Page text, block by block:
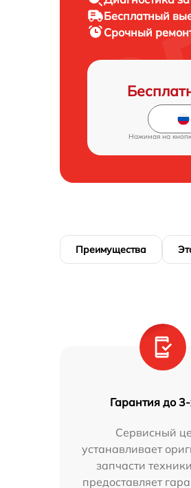
Бесплатный
Срочный
Нажимая на
Преимущества
Гарантия до
Сервисный
устанавливает
запчасти
предоставляет